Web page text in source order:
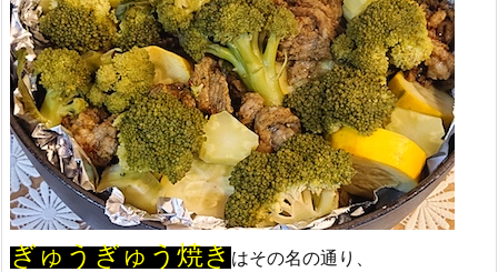
ぎゅうぎゅう焼きはその名の通り、